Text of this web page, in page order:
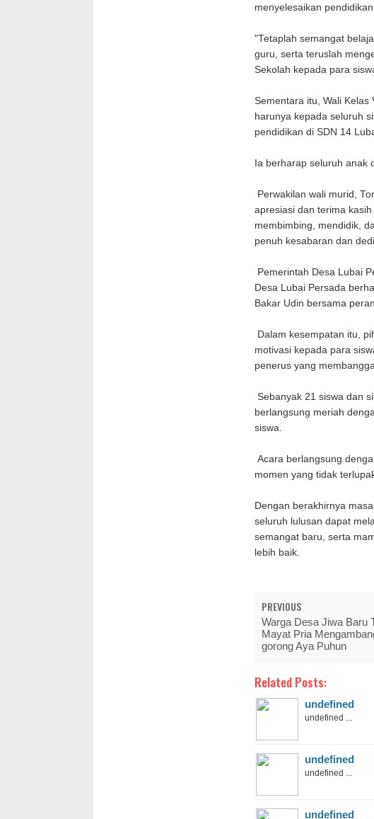
menyelesaikan
"Tetaplah semangat
guru, serta teruslah
Sekolah kepada para
Sementara itu, Wali
harunya kepada seluruh
pendidikan di SDN 14
Ia berharap seluruh anak
Perwakilan wali murid,
apresiasi dan terima
membimbing, mendidik,
penuh kesabaran dan
Pemerintah Desa Lubai
Desa Lubai Persada
Bakar Udin bersama
Dalam kesempatan itu,
motivasi kepada para
penerus yang
Sebanyak 21 siswa dan
berlangsung meriah
siswa.
Acara berlangsung
momen yang tidak
Dengan berakhirnya
seluruh lulusan dapat
semangat baru, serta
lebih baik.
PREVIOUS
Warga Desa Jiwa Baru
Mayat Pria
gorong Aya Puhun
Related Posts:
undefined
undefined ...
undefined
undefined ...
undefined